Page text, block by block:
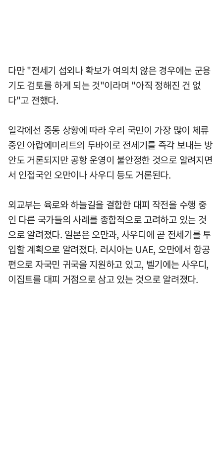
다만 "전세기 섭외나 확보가 여의치 않은 경우에는 군용
기도 검토를 하게 되는 것"이라며 "아직 정해진 건 없
다"고 전했다.
일각에선 중동 상황에 따라 우리 국민이 가장 많이 체류
중인 아랍에미리트의 두바이로 전세기를 즉각 보내는 방
안도 거론되지만 공항 운영이 불안정한 것으로 알려지면
서 인접국인 오만이나 사우디 등도 거론된다.
외교부는 육로와 하늘길을 결합한 대피 작전을 수행 중
인 다른 국가들의 사례를 종합적으로 고려하고 있는 것
으로 알려졌다. 일본은 오만과, 사우디에 곧 전세기를 투
입할 계획으로 알려졌다. 러시아는 UAE, 오만에서 항공
편으로 자국민 귀국을 지원하고 있고, 벨기에는 사우디,
이집트를 대피 거점으로 삼고 있는 것으로 알려졌다.